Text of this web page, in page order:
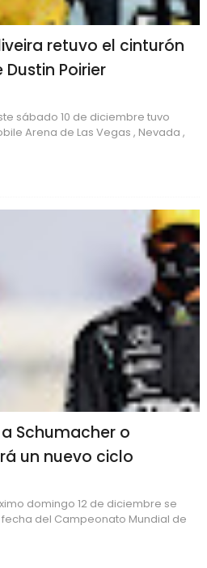
retuvo el cinturón
Poirier
sábado 10 de diciembre tuvo
Arena de Las Vegas , Nevada ,
Schumacher o
un nuevo ciclo
domingo 12 de diciembre se
del Campeonato Mundial de